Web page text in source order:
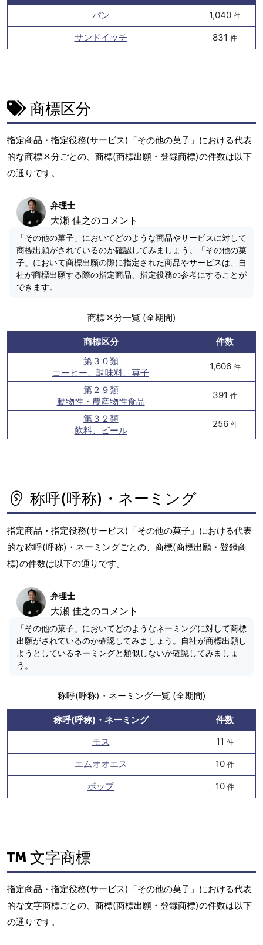
パン 1,040 件
サンドイッチ 831 件
商標区分
指定商品・指定役務(サービス)「その他の菓子」における代表
的な商標区分ごとの、商標(商標出願・登録商標)の件数は以下
の通りです。
弁理士
大瀬 佳之のコメント
「その他の菓子」においてどのような商品やサービスに対して
商標出願がされているのか確認してみましょう。「その他の菓
子」において商標出願の際に指定された商品やサービスは、自
社が商標出願する際の指定商品、指定役務の参考にすることが
できます。
商標区分一覧 (全期間)
商標区分
件数
第３０類
コーヒー、調味料、菓子
1,606 件
第２９類
動物性・農産物性食品
391 件
第３２類
飲料、ビール
256 件
称呼(呼称)・ネーミング
指定商品・指定役務(サービス)「その他の菓子」における代表
的な称呼(呼称)・ネーミングごとの、商標(商標出願・登録商
標)の件数は以下の通りです。
弁理士
大瀬 佳之のコメント
「その他の菓子」においてどのようなネーミングに対して商標
出願がされているのか確認してみましょう。自社が商標出願し
ようとしているネーミングと類似しないか確認してみましょ
う。
称呼(呼称)・ネーミング一覧 (全期間)
称呼(呼称)・ネーミング
件数
モス
11 件
エムオオエス 10 件
ポップ 10 件
文字商標
指定商品・指定役務(サービス)「その他の菓子」における代表
的な文字商標ごとの、商標(商標出願・登録商標)の件数は以下
の通りです。